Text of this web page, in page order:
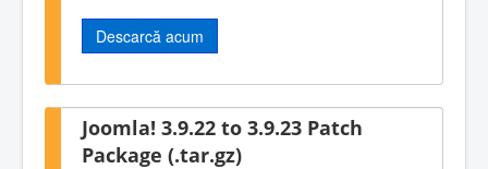
Descarcă acum
Joomla! 3.9.22 to 3.9.23 Patch
Package (.tar.gz)